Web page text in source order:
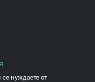
се нуждаете от